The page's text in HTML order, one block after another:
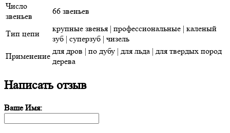
Число
звеньев
66 звеньев
Тип цепи
крупные звенья | профессиональные | каленый
зуб | суперзуб | чизель
Применение
для дров | по дубу | для льда | для твердых пород
дерева
Написать отзыв
Ваше Имя: